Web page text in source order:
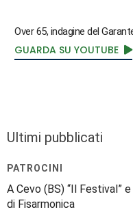
Over 65, indagine del
GUARDA SU YOUTUBE
Ultimi pubblicati
PATROCINI
A Cevo (BS) “Il Festival”
di Fisarmonica